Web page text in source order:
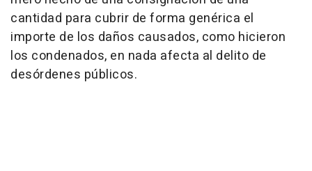
cantidad para cubrir de forma genérica el
importe de los daños causados, como hicieron
los condenados, en nada afecta al delito de
desórdenes públicos.